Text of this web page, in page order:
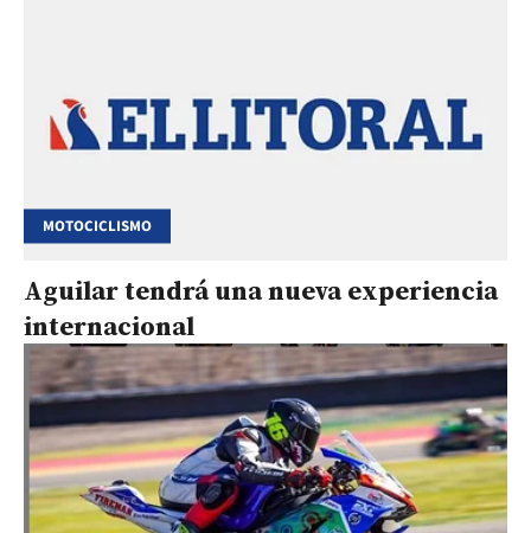
MOTOCICLISMO
Aguilar tendrá una nueva experiencia
internacional